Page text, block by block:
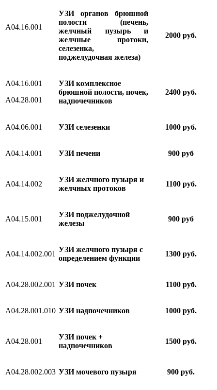
A04.16.001
УЗИ органов брюшной
полости (печень,
желчный пузырь и
желчные протоки,
селезенка,
поджелудочная железа)
2000 руб.
A04.16.001
А04.28.001
УЗИ комплексное
брюшной полости, почек,
надпочечников
2400 руб.
A04.06.001 УЗИ селезенки 1000 руб.
А04.14.001 УЗИ печени 900 руб
A04.14.002
УЗИ желчного пузыря и
желчных протоков
1100 руб.
А04.15.001
УЗИ поджелудочной
железы
900 руб
A04.14.002.001
УЗИ желчного пузыря с
определением функции
1300 руб.
А04.28.002.001 УЗИ почек 1100 руб.
A04.28.001.010 УЗИ надпочечников 1000 руб.
A04.28.001
УЗИ почек +
надпочечников
1500 руб.
A04.28.002.003 УЗИ мочевого пузыря 900 руб.